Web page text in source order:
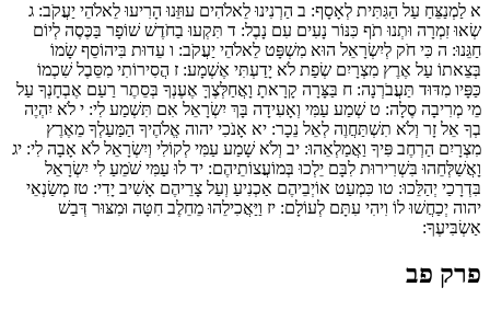
א לַמְנַצֵּחַ עַל הַגִּתִּית לְאָסָף: ב הַרְנִינוּ לֵאלֹהִים עוּזֵּנוּ הָרִיעוּ לֵאלֹהֵי יַעֲקֹב: ג
שְׂאוּ זִמְרָה וּתְנוּ תֹף כִּנּוֹר נָעִים עִם נָבֶל: ד תִּקְעוּ בַחֹדֶשׁ שׁוֹפָר בַּכֶּסֶה לְיוֹם
חַגֵּנוּ: ה כִּי חֹק לְיִשְׂרָאֵל הוּא מִשְׁפָּט לֵאלֹהֵי יַעֲקֹב: ו עֵדוּת בִּיהוֹסֵף שָׂמוֹ
בְּצֵאתוֹ עַל אֶרֶץ מִצְרָיִם שְׂפַת לֹא יָדַעְתִּי אֶשְׁמָע: ז הֲסִירוֹתִי מִסֵּבֶל שִׁכְמוֹ
כַּפָּיו מִדּוּד תַּעֲבֹרְנָה: ח בַּצָּרָה קָרָאתָ וָאֲחַלְּצֶךָּ אֶעֶנְךָ בְּסֵתֶר רַעַם אֶבְחָנְךָ עַל
מֵי מְרִיבָה סֶלָה: ט שְׁמַע עַמִּי וְאָעִידָה בָּךְ יִשְׂרָאֵל אִם תִּשְׁמַע לִי: י לֹא יִהְיֶה
בְךָ אֵל זָר וְלֹא תִשְׁתַּחֲוֶה לְאֵל נֵכָר: יא אָנֹכִי יהוה אֱלֹהֶיךָ הַמַּעַלְךָ מֵאֶרֶץ
מִצְרָיִם הַרְחֶב פִּיךָ וַאֲמַלְאֵהוּ: יב וְלֹא שָׁמַע עַמִּי לְקוֹלִי וְיִשְׂרָאֵל לֹא אָבָה לִי: יג
וָאֲשַׁלְּחֵהוּ בִּשְׁרִירוּת לִבָּם יֵלְכוּ בְּמוֹעֲצוֹתֵיהֶם: יד לוּ עַמִּי שֹׁמֵעַ לִי יִשְׂרָאֵל
בִּדְרָכַי יְהַלֵּכוּ: טו כִּמְעַט אוֹיְבֵיהֶם אַכְנִיעַ וְעַל צָרֵיהֶם אָשִׁיב יָדִי: טז מְשַׂנְאֵי
יהוה יְכַחֲשׁוּ לוֹ וִיהִי עִתָּם לְעוֹלָם: יז וַיַּאֲכִילֵהוּ מֵחֵלֶב חִטָּה וּמִצּוּר דְּבַשׁ
אַשְׂבִּיעֶךָ:
פרק פב